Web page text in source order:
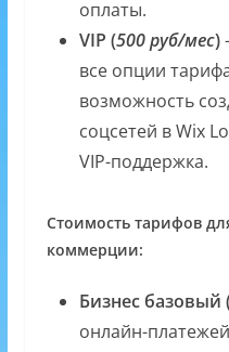
оплаты.
VIP (500 руб/мес)
все опции
возможность
соцсетей в Wix
VIP-поддержка.
Стоимость тарифов
коммерции:
Бизнес базовый
онлайн-